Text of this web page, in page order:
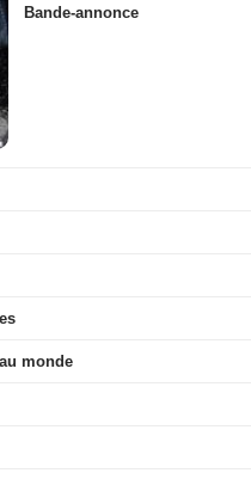
Bande-annonce
monde